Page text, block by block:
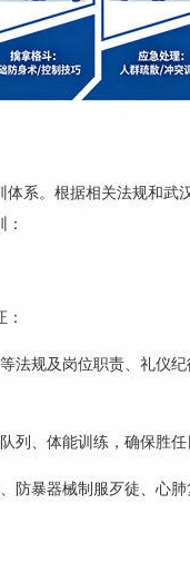
系。根据相关法规和
法规及岗位职责、礼仪
列、体能训练，确保胜
防暴器械制服歹徒、心